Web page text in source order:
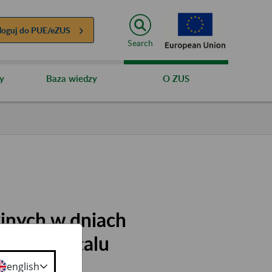
do PUE/eZUS
Search
Baza wiedzy O ZUS
w dniach
Portalu
english